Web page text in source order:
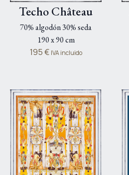
Techo Château
70% algodón 30% seda
190 x 90 cm
195€ IVA incluido